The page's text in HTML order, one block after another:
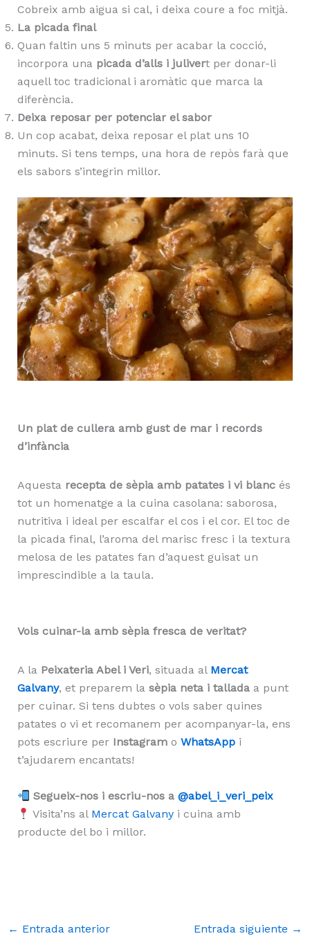
Cobreix amb aigua si cal, i deixa coure a foc mitjà.
La picada final
Quan faltin uns 5 minuts per acabar la cocció,
incorpora una picada d’alls i julivert per donar-li
aquell toc tradicional i aromàtic que marca la
diferència.
Deixa reposar per potenciar el sabor
Un cop acabat, deixa reposar el plat uns 10
minuts. Si tens temps, una hora de repòs farà que
els sabors s’integrin millor.
Un plat de cullera amb gust de mar i records
d’infància
Aquesta recepta de sèpia amb patates i vi blancés
tot un homenatge a la cuina casolana: saborosa,
nutritiva i ideal per escalfar el cos i el cor. El toc de
la picada final, l’aroma del marisc fresc i la textura
melosa de les patates fan d’aquest guisat un
imprescindible a la taula.
Vols cuinar-la amb sèpia fresca de veritat?
A la Peixateria Abel i Veri, situada al Mercat
Galvany, et preparem la sèpia neta i talladaa punt
per cuinar. Si tens dubtes o vols saber quines
patates o vi et recomanem per acompanyar-la, ens
pots escriure per Instagramo WhatsAppi
t’ajudarem encantats!
Segueix-nos i escriu-nos a @abel_i_veri_peix
Visita’ns al Mercat Galvanyi cuina amb
producte del bo i millor.
← Entrada anterior Entrada siguiente →